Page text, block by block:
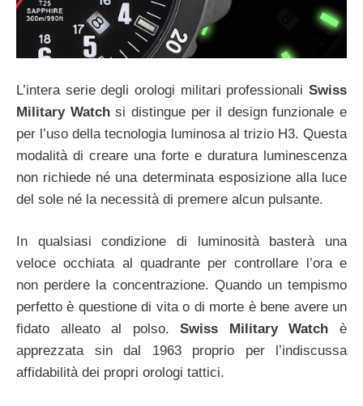
L’intera serie degli orologi militari professionali Swiss
Military Watchsi distingue per il design funzionale e
per l’uso della tecnologia luminosa al trizio H3. Questa
modalità di creare una forte e duratura luminescenza
non richiede né una determinata esposizione alla luce
del sole né la necessità di premere alcun pulsante.
In qualsiasi condizione di luminosità basterà una
veloce occhiata al quadrante per controllare l’ora e
non perdere la concentrazione. Quando un tempismo
perfetto è questione di vita o di morte è bene avere un
fidato alleato al polso.Swiss Military Watch è
apprezzata sin dal 1963 proprio per l’indiscussa
affidabilità dei propri orologi tattici.